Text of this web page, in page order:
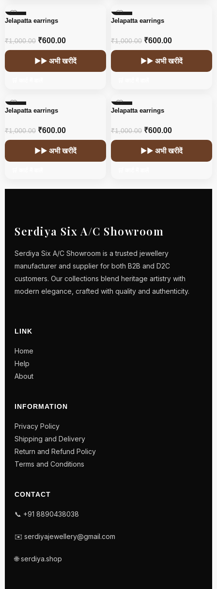
-40%
Jelapatta earrings
₹1,000.00 ₹600.00
▶▶ अभी खरीदें
-40%
Jelapatta earrings
₹1,000.00 ₹600.00
▶▶ अभी खरीदें
-40%
Jelapatta earrings
₹1,000.00 ₹600.00
▶▶ अभी खरीदें
-40%
Jelapatta earrings
₹1,000.00 ₹600.00
▶▶ अभी खरीदें
Serdiya Six A/C Showroom
Serdiya Six A/C Showroom is a trusted jewellery
manufacturer and supplier for both B2B and D2C
customers. Our collections blend heritage artistry with
modern elegance, crafted with quality and authenticity.
LINK
Home
Help
About
INFORMATION
Privacy Policy
Shipping and Delivery
Return and Refund Policy
Terms and Conditions
CONTACT
📞 +91 8890438038
✉️ serdiyajewellery@gmail.com
🌐 serdiya.shop